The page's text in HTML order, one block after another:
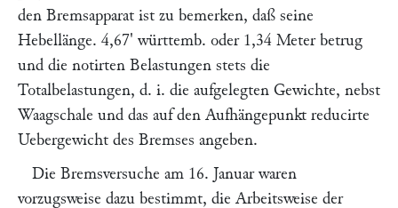
den Bremsapparat ist zu bemerken, daß seine
Hebellänge. 4,67' württemb. oder 1,34 Meter betrug
und die notirten Belastungen stets die
Totalbelastungen, d. i. die aufgelegten Gewichte, nebst
Waagschale und das auf den Aufhängepunkt reducirte
Uebergewicht des Bremses angeben.
Die Bremsversuche am 16. Januar waren
vorzugsweise dazu bestimmt, die Arbeitsweise der